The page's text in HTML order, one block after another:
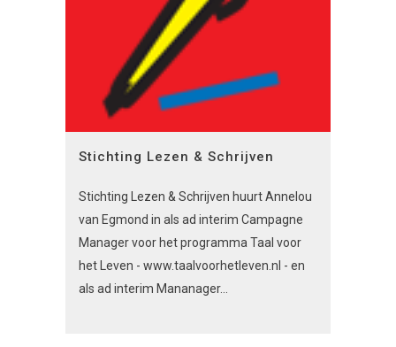
Stichting Lezen & Schrijven
Stichting Lezen & Schrijven huurt Annelou
van Egmond in als ad interim Campagne
Manager voor het programma Taal voor
het Leven - www.taalvoorhetleven.nl - en
als ad interim Mananager...